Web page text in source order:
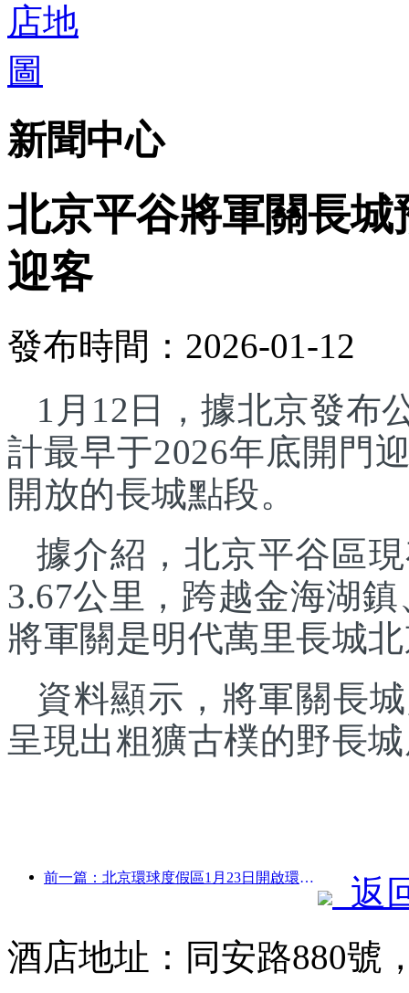
新聞中心
北京平谷將軍關長城
迎客
發布時間：2026-01-12
1月12日，據北京發布
計最早于2026年底開門
開放的長城點段。
據介紹，北京平谷區
3.67公里，跨越金海湖
將軍關是明代萬里長城
資料顯示，將軍關長
呈現出粗獷古樸的野長
前一篇：北京環球度假區1月23日開啟環球中國年活動，持續40天
返
酒店地址：同安路880號